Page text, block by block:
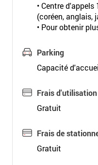
• Centre
(coréen, anglais,
• Pour obtenir
Parking
Capacité
Frais d'utilisation
Gratuit
Frais de
Gratuit